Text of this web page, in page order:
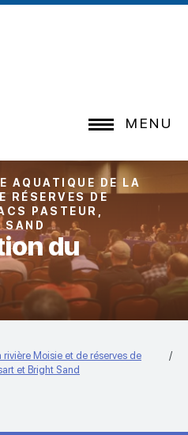
MENU
AQUATIQUE DE LA
RÉSERVES DE
PASTEUR,
SAND
du
Moisie et de réserves de
et Bright Sand